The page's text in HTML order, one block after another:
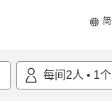
每间 2人 • 1